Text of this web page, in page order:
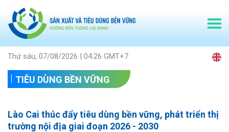
Thứ sáu, 07/08/2026 | 04:26 GMT+7
TIÊU DÙNG BỀN VỮNG
Lào Cai thúc đẩy tiêu dùng bền vững, phát triển thị
trường nội địa giai đoạn 2026 - 2030